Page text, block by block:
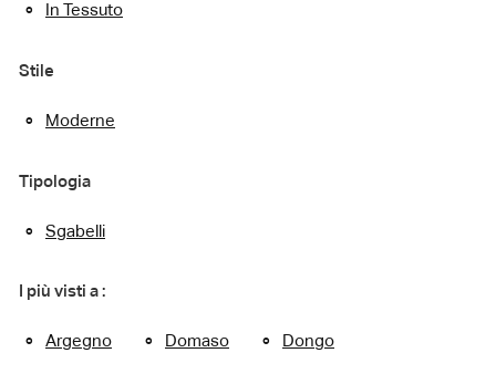
In Tessuto
Stile
Moderne
Tipologia
Sgabelli
I più visti a :
Argegno Domaso Dongo